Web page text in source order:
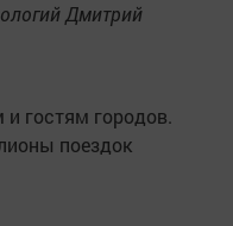
Дмитрий
гостям городов.
поездок